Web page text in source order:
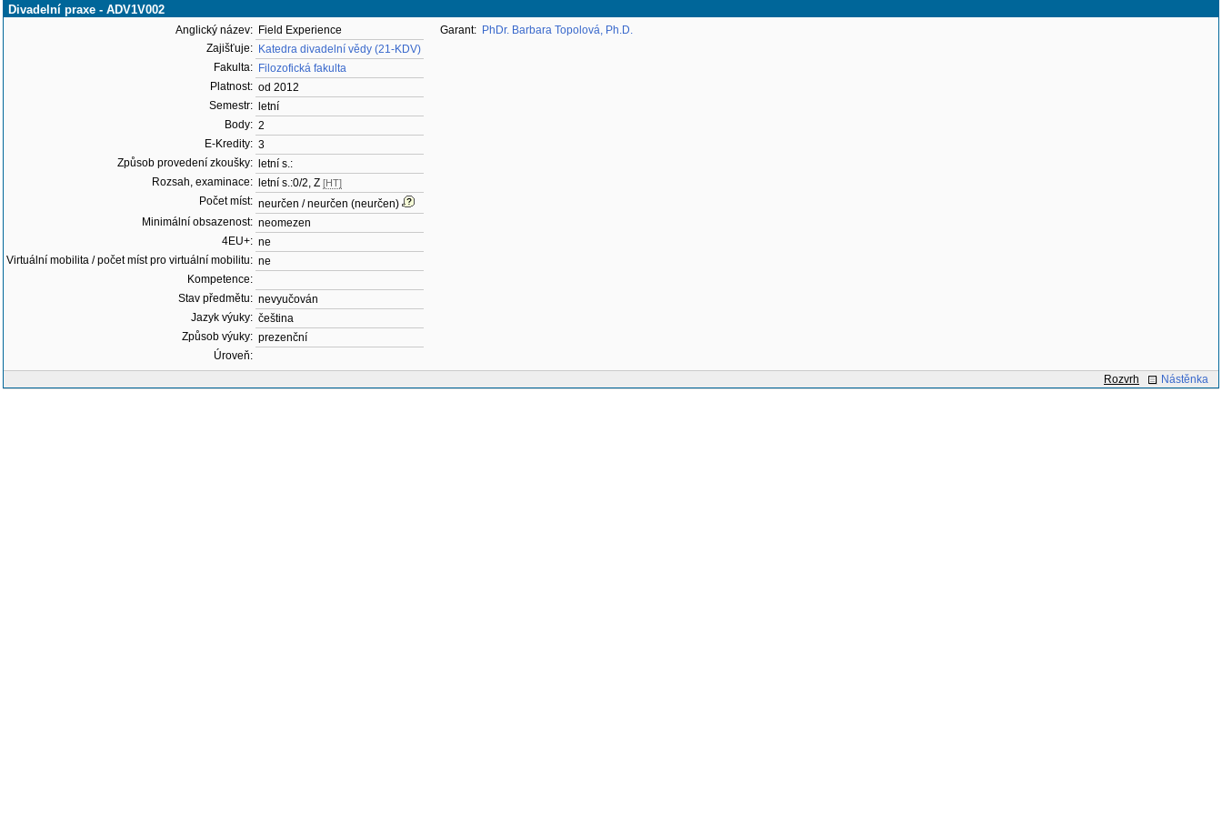
Divadelní praxe - ADV1V002
Anglický název: Field Experience
Zajišťuje: Katedra divadelní vědy (21-KDV)
Fakulta: Filozofická fakulta
Platnost: od 2012
Semestr:
letní
Body: 2
E-Kredity: 3
Způsob provedení zkoušky:
letní s.:
Rozsah, examinace:
letní s.:0/2, Z [HT]
Počet míst: neurčen / neurčen (neurčen)
Minimální obsazenost: neomezen
4EU+: ne
Virtuální mobilita / počet míst pro virtuální mobilitu: ne
Kompetence:
Stav předmětu: nevyučován
Jazyk výuky: čeština
Způsob výuky: prezenční
Úroveň:
Garant: PhDr. Barbara Topolová, Ph.D.
Rozvrh Nástěnka